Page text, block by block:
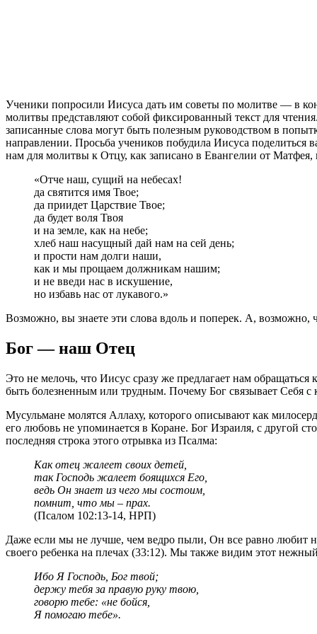
Ученики попросили Иисуса дать им советы по молитве — в
молитвы представляют собой фиксированный текст для
записанные слова могут быть полезным руководством в
направлении. Просьба учеников побудила Иисуса
нам для молитвы к Отцу, как записано в Евангелии от Матфея,
«Отче наш, сущий на небесах!
да святится имя Твое;
да приидет Царствие Твое;
да будет воля Твоя
и на земле, как на небе;
хлеб наш насущный дай нам на сей день;
и прости нам долги наши,
как и мы прощаем должникам нашим;
и не введи нас в искушение,
но избавь нас от лукавого.»
Возможно, вы знаете эти слова вдоль и поперек. А, возможно,
Бог — наш Отец
Это не мелочь, что Иисус сразу же предлагает нам
быть болезненным или трудным. Почему Бог связывает Себя с
Мусульмане молятся Аллаху, которого описывают как
его любовь не упоминается в Коране. Бог Израиля, с другой
последняя строка этого отрывка из Псалма:
Как отец жалеет своих детей,
так Господь жалеет боящихся Его,
ведь Он знает из чего мы состоим,
помнит, что мы – прах.
(Псалом 102:13-14, НРП)
Даже если мы не лучше, чем ведро пыли, Он все равно любит
своего ребенка на плечах (33:12). Мы также видим этот
Ибо Я Господь, Бог твой;
держу тебя за правую руку твою,
говорю тебе: «не бойся,
Я помогаю тебе».